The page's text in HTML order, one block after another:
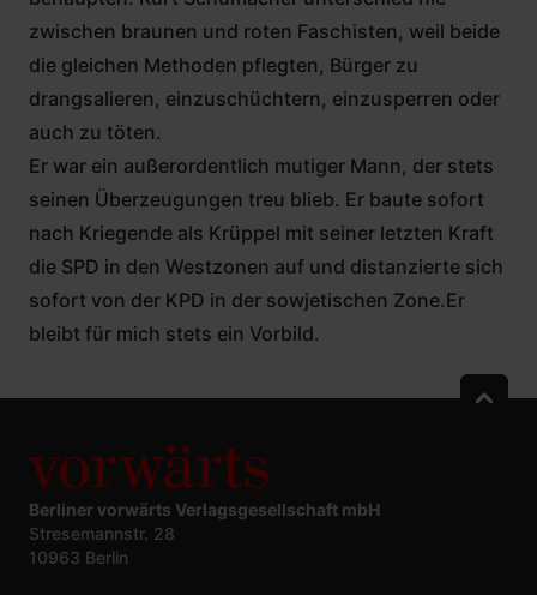
zwischen braunen und roten Faschisten, weil beide
die gleichen Methoden pflegten, Bürger zu
drangsalieren, einzuschüchtern, einzusperren oder
auch zu töten.
Er war ein außerordentlich mutiger Mann, der stets
seinen Überzeugungen treu blieb. Er baute sofort
nach Kriegende als Krüppel mit seiner letzten Kraft
die SPD in den Westzonen auf und distanzierte sich
sofort von der KPD in der sowjetischen Zone.Er
bleibt für mich stets ein Vorbild.
Berliner vorwärts Verlagsgesellschaft mbH
Stresemannstr. 28
10963 Berlin